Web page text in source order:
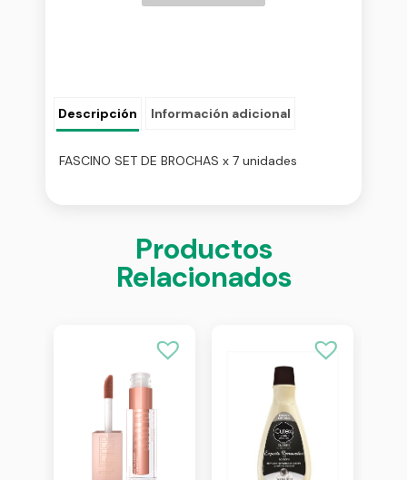
Descripción Información adicional
FASCINO SET DE BROCHAS x 7 unidades
Productos
Relacionados